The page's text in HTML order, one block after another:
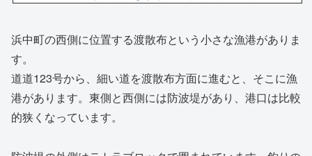
浜中町の西側に位置する渡散布という小さな漁港がありま
す。
道道123号から、細い道を渡散布方面に進むと、そこに漁
港があります。東側と西側には防波堤があり、港口は比較
的狭くなっています。